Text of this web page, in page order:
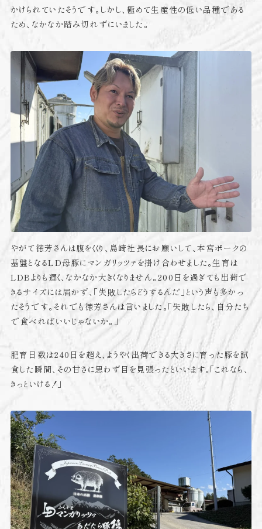
かけられていたそうです。しかし、極めて生産性の低い品種である
ため、なかなか踏み切れずにいました。
やがて徳芳さんは腹をくくり、島崎社長にお願いして、本宮ポークの
基盤となるLD母豚にマンガリッツァを掛け合わせました。生育は
LDBよりも遅く、なかなか大きくなりません。200日を過ぎても出荷で
きるサイズには届かず、「失敗したらどうするんだ」という声も多かっ
たそうです。それでも徳芳さんは言いました。「失敗したら、自分たち
で食べればいいじゃないか。」
肥育日数は240日を超え、ようやく出荷できる大きさに育った豚を試
食した瞬間、その甘さに思わず目を見張ったといいます。「これなら、
きっといける！」